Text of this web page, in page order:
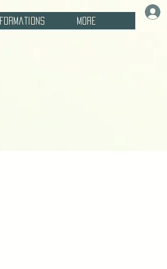
Formations More